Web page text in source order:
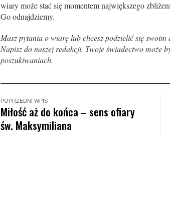
wiary może stać się momentem największego
Go odnajdziemy.
Masz pytania o wiarę lub chcesz podzielić się
Napisz do naszej redakcji. Twoje świadectwo może
poszukiwaniach.
POPRZEDNI WPIS
Miłość aż do końca – sens ofiary
św. Maksymiliana